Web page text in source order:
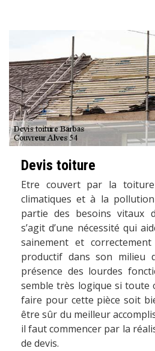
Devis toiture
Etre couvert par la
climatiques et à la
partie des besoins vitaux
s’agit d’une nécessité qui
sainement et
productif dans son milieu
présence des lourdes
semble très logique si toute
faire pour cette pièce soit
être sûr du meilleur
il faut commencer par la
de devis.